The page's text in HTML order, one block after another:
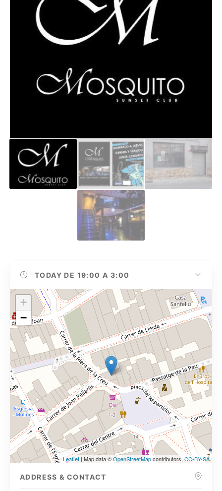
TODAY DE 19:00 A 3:00
+
−
Leaflet | Map data ©OpenStreetMapcontributors, CC-BY-SA
ADDRESS & CONTACT